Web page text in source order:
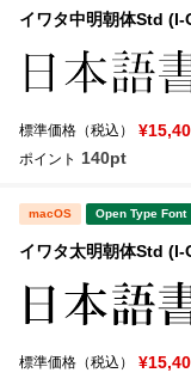
イワタ中明朝体Std
標準価格（税込）
ポイント 140pt
macOS Open Type Font
イワタ太明朝体Std
標準価格（税込）